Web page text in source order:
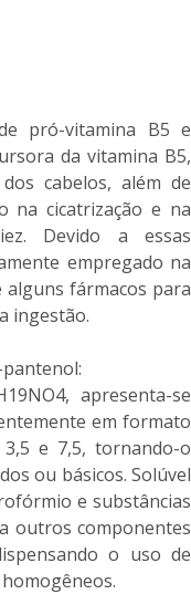
pró-vitamina B5 e
da vitamina B5,
cabelos, além de
na cicatrização e na
Devido a essas
empregado na
alguns fármacos para
ingestão.
pantenol:
apresenta-se
em formato
e 7,5, tornando-o
ou básicos. Solúvel
e substâncias
outros componentes
o uso de